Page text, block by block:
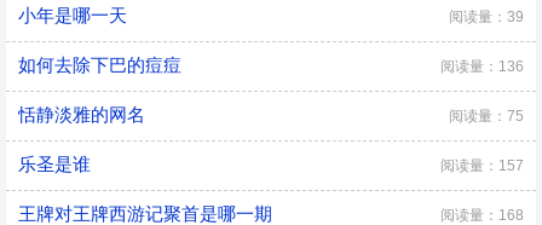
小年是哪一天 阅读量：39
如何去除下巴的痘痘 阅读量：136
恬静淡雅的网名 阅读量：75
乐圣是谁 阅读量：157
王牌对王牌西游记聚首是哪一期 阅读量：168